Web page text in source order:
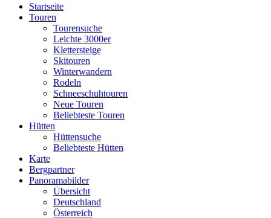
Startseite
Touren
Tourensuche
Leichte 3000er
Klettersteige
Skitouren
Winterwandern
Rodeln
Schneeschuhtouren
Neue Touren
Beliebteste Touren
Hütten
Hüttensuche
Beliebteste Hütten
Karte
Bergpartner
Panoramabilder
Übersicht
Deutschland
Österreich